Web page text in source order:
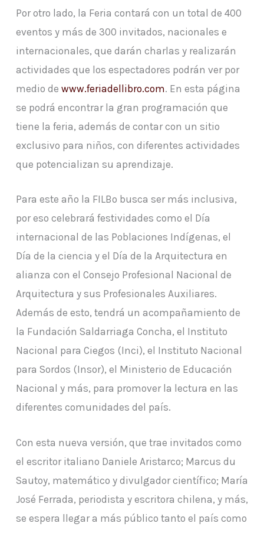
Por otro lado, la Feria contará con un total de 400
eventos y más de 300 invitados, nacionales e
internacionales, que darán charlas y realizarán
actividades que los espectadores podrán ver por
medio de www.feriadellibro.com. En esta página
se podrá encontrar la gran programación que
tiene la feria, además de contar con un sitio
exclusivo para niños, con diferentes actividades
que potencializan su aprendizaje.
Para este año la FILBo busca ser más inclusiva,
por eso celebrará festividades como el Día
internacional de las Poblaciones Indígenas, el
Día de la ciencia y el Día de la Arquitectura en
alianza con el Consejo Profesional Nacional de
Arquitectura y sus Profesionales Auxiliares.
Además de esto, tendrá un acompañamiento de
la Fundación Saldarriaga Concha, el Instituto
Nacional para Ciegos (Inci), el Instituto Nacional
para Sordos (Insor), el Ministerio de Educación
Nacional y más, para promover la lectura en las
diferentes comunidades del país.
Con esta nueva versión, que trae invitados como
el escritor italiano Daniele Aristarco; Marcus du
Sautoy, matemático y divulgador científico; María
José Ferrada, periodista y escritora chilena, y más,
se espera llegar a más público tanto el país como